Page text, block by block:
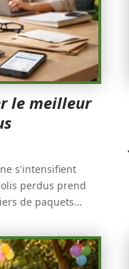
le meilleur
s'intensifient
perdus prend
de paquets…